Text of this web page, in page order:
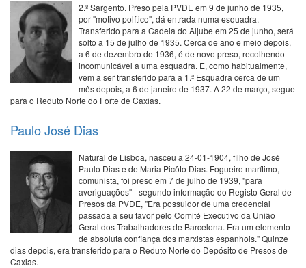
2.º Sargento. Preso pela PVDE em 9 de junho de 1935,
por "motivo político", dá entrada numa esquadra.
Transferido para a Cadeia do Aljube em 25 de junho, será
solto a 15 de julho de 1935. Cerca de ano e meio depois,
a 6 de dezembro de 1936, é de novo preso, recolhendo
incomunicável a uma esquadra. E, como habitualmente,
vem a ser transferido para a 1.ª Esquadra cerca de um
mês depois, a 6 de janeiro de 1937. A 22 de março, segue
para o Reduto Norte do Forte de Caxias.
Paulo José Dias
Natural de Lisboa, nasceu a 24-01-1904, filho de José
Paulo Dias e de Maria Picôto Dias. Fogueiro marítimo,
comunista, foi preso em 7 de julho de 1939, "para
averiguações" - segundo informação do Registo Geral de
Presos da PVDE, "Era possuidor de uma credencial
passada a seu favor pelo Comité Executivo da União
Geral dos Trabalhadores de Barcelona. Era um elemento
de absoluta confiança dos marxistas espanhois." Quinze
dias depois, era transferido para o Reduto Norte do Depósito de Presos de
Caxias.